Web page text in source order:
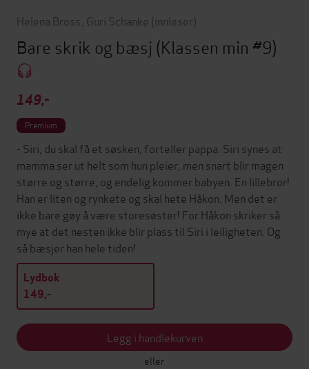
Helena Bross Guri Schanke (innleser)
Bare skrik og bæsj (Klassen min #9)
149,-
Premium
- Siri, du skal få et søsken, forteller pappa. Siri synes at
mamma ser ut helt som hun pleier, men snart blir magen
større og større, og endelig kommer babyen. En lillebror!
Han er liten og rynkete og skal hete Håkon. Men det er
ikke bare gøy å være storesøster! For Håkon skriker så
mye at det nesten ikke blir plass til Siri i leiligheten. Og
så bæsjer han hele tiden!
Lydbok
149,-
Legg i handlekurven
eller